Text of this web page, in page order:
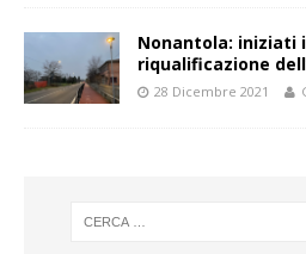
Nonantola: iniziati
riqualificazione
28 Dicembre 2021